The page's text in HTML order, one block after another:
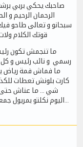
صاحبك يحكي بربي
الرحمان الرحيم و
سبحانو و تعالى طاحو
قوتك الكلام
رسمي و نائب رئيس و
ما فماش فمة رياض
كارت بلونش تعطات
شي … ما عناش حتى